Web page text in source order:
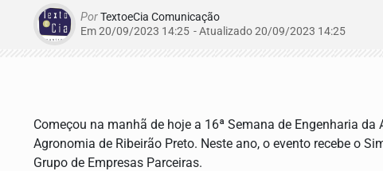
PorTextoeCia Comunicação
Em 20/09/2023 14:25 - Atualizado20/09/2023 14:25
Começou na manhã de hoje a 16ª Semana de Engenharia da
Agronomia de Ribeirão Preto. Neste ano, o evento recebe o
Grupo de Empresas Parceiras.